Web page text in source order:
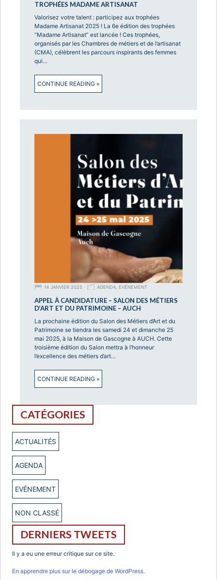
TROPHÉES MADAME ARTISANAT
Valorisez votre talent : participez aux trophées
Madame Artisanat 2025 ! La 6e édition des trophées
“Madame Artisanat” est lancée ! Ces trophées,
organisés par les Chambres de métiers et de l’artisanat
(CMA), célèbrent les parcours inspirants des femmes
qui…
CONTINUE READING »
14 JANVIER 2025 AGENDA, EVÉNEMENT
APPEL À CANDIDATURE – SALON DES MÉTIERS
D’ART ET DU PATRIMOINE – AUCH
La prochaine édition du Salon des Métiers d’Art et du
Patrimoine se tiendra les samedi 24 et dimanche 25
mai 2025, à la Maison de Gascogne à AUCH. Cette
troisième édition du Salon mettra à l’honneur
l’excellence des métiers d’art…
CONTINUE READING »
CATÉGORIES
ACTUALITÉS
AGENDA
EVÉNEMENT
NON CLASSÉ
DERNIERS TWEETS
Il y a eu une erreur critique sur ce site.
En apprendre plus sur le débogage de WordPress.